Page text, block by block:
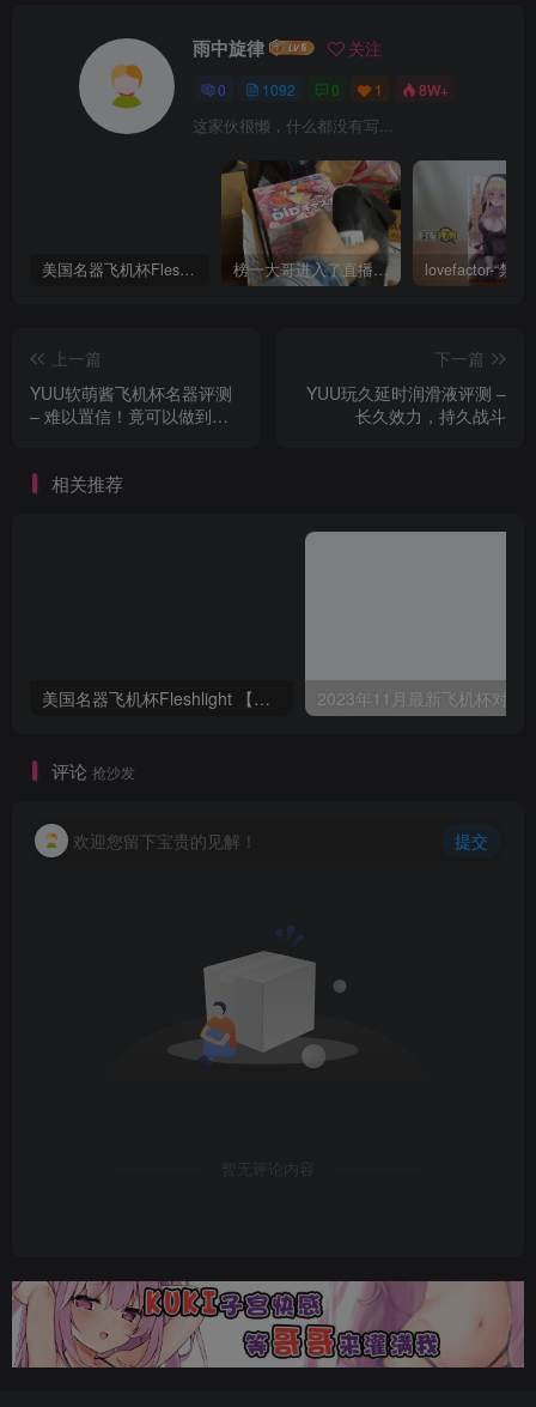
雨中旋律 关注
0 1092 0 1 8W+
这家伙很懒，什么都没有写...
美国名器飞机杯Fleshlight 【Quickshot-Vantage 双头飞机杯】完全评测 榜一大哥进入了直播间！DID主播在线评测——（4星推荐）[db:副标题]
上一篇
YUU软萌酱飞机杯名器评测
– 难以置信！竟可以做到这
下一篇
YUU玩久延时润滑液评测 –
长久效力，持久战斗
相关推荐
美国名器飞机杯Fleshlight 【Quickshot-Vantage 双头飞机杯】完全评测
评论 抢沙发
欢迎您留下宝贵的见解！ 提交
暂无评论内容